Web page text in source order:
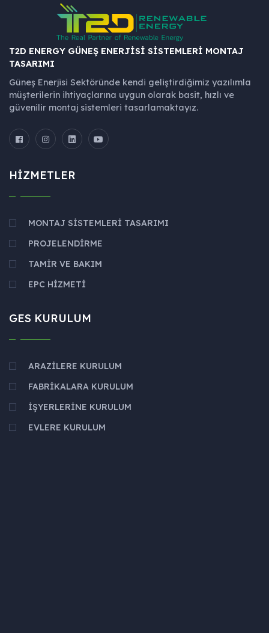
T2D ENERGY GÜNEŞ ENERJISI SISTEMLERI MONTAJ
TASARIMI
Güneş Enerjisi Sektöründe kendi geliştirdiğimiz yazılımla
müşterilerin ihtiyaçlarına uygun olarak basit, hızlı ve
güvenilir montaj sistemleri tasarlamaktayız.
HIZMETLER
MONTAJ SISTEMLERI TASARIMI
PROJELENDIRME
TAMIR VE BAKIM
EPC HIZMETI
GES KURULUM
ARAZILERE KURULUM
FABRIKALARA KURULUM
İŞYERLERINE KURULUM
EVLERE KURULUM